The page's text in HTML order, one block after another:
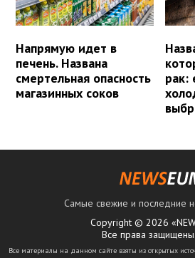
Напрямую идет в
печень. Названа
смертельная опасность
магазинных соков
рак:
Самые свежие и последние
Copyright © 2026
Все права
Все материалы на данном сайте взяты из открытых